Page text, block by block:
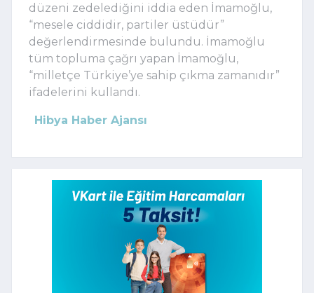
düzeni zedelediğini iddia eden İmamoğlu,
“mesele ciddidir, partiler üstüdür”
değerlendirmesinde bulundu. İmamoğlu
tüm topluma çağrı yapan İmamoğlu,
“milletçe Türkiye’ye sahip çıkma zamanıdır”
ifadelerini kullandı.
Hibya Haber Ajansı